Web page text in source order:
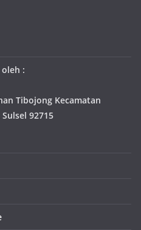
:
Tibojong Kecamatan
92715